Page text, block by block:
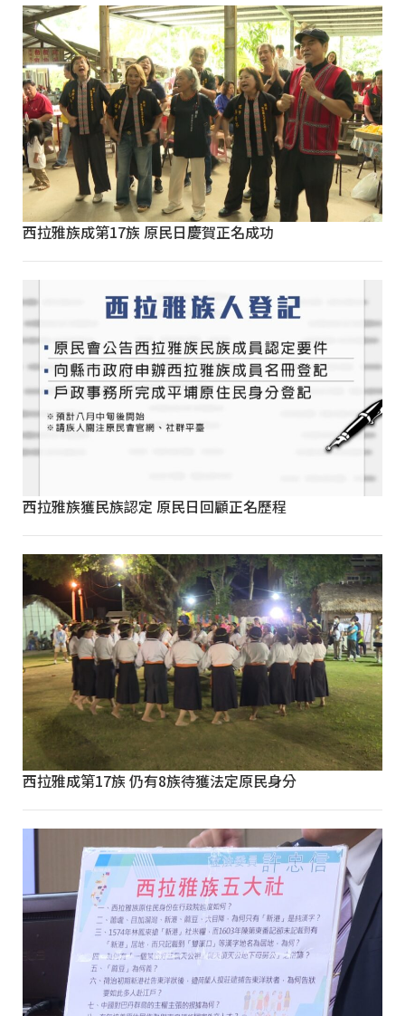
西拉雅族成第17族 原民日慶賀正名成功
西拉雅族獲民族認定 原民日回顧正名歷程
西拉雅成第17族 仍有8族待獲法定原民身分